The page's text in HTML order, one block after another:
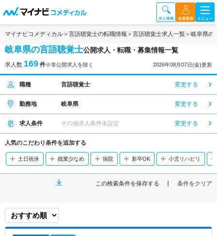
マイナビコメディカル 言語聴覚士の転職情報 言語聴覚士求人一覧 岐阜県の
岐阜県の言語聴覚士公開求人・転職・募集情報一覧
求人数 169 件※非公開求人を除く 2026年08月07日(金)更新
職種 言語聴覚士 変更する
勤務地 岐阜県 変更する
求人条件 その他求人条件未設定 変更する
人気のこだわり条件を追加する
土日祝休 残業少なめ 病院 新卒OK 小児リハビリ
この検索条件を保存する 条件をクリア